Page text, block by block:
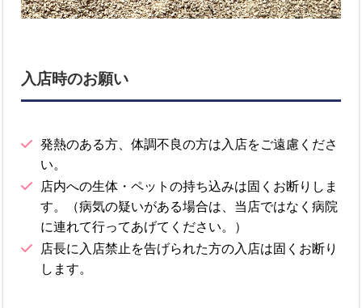
入店時のお願い
発熱のある方、体調不良の方は入店をご遠慮くださ
い。
店内への生体・ペットの持ち込みは固くお断りしま
す。（病気の疑いがある場合は、当店ではなく病院
に連れて行ってあげてください。）
店長に入店禁止を告げられた方の入店は固くお断り
します。